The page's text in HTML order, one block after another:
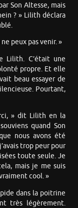
Son Altesse, mais
? » Lilith déclara
peux pas venir. »
Lilith. C’était une
propre. Et elle
beau essayer de
Pourtant,
» dit Lilith en la
quand Son
nous avons été
trop peur pour
toute seule. Je
mais je me suis
cool. »
dans la poitrine
très légèrement.